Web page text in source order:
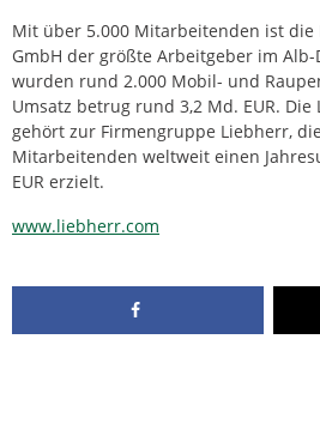
Mit über 5.000 Mitarbeitenden ist die
GmbH der größte Arbeitgeber im Alb-
wurden rund 2.000 Mobil- und
Umsatz betrug rund 3,2 Md. EUR.
gehört zur Firmengruppe Liebherr,
Mitarbeitenden weltweit einen
EUR erzielt.
www.liebherr.com